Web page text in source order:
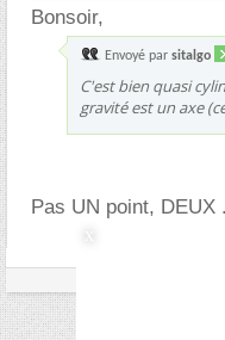
Bonsoir,
Envoyé par sitalgo
C'est bien quasi
gravité est un axe
Pas UN point, DEUX